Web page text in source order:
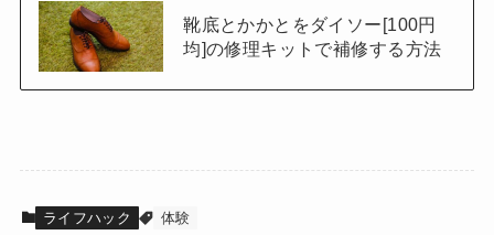
靴底とかかとをダイソー[100円
均]の修理キットで補修する方法
ライフハック 体験